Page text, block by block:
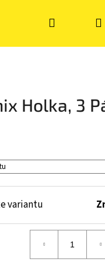
Hračky, tvořeníHledat
Holka, 3
variantu
BLUE